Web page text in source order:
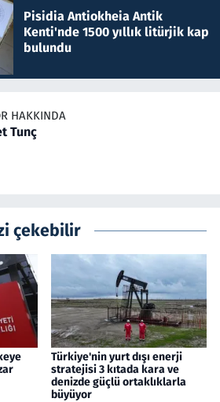
Pisidia Antiokheia Antik
Kenti'nde 1500 yıllık litürjik kap
bulundu
HAKKINDA
Tunç
çekebilir
Türkiye'nin yurt dışı enerji
stratejisi 3 kıtada kara ve
denizde güçlü ortaklıklarla
büyüyor